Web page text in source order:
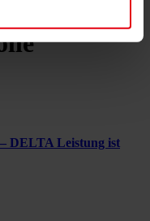
DELTA Leistung ist